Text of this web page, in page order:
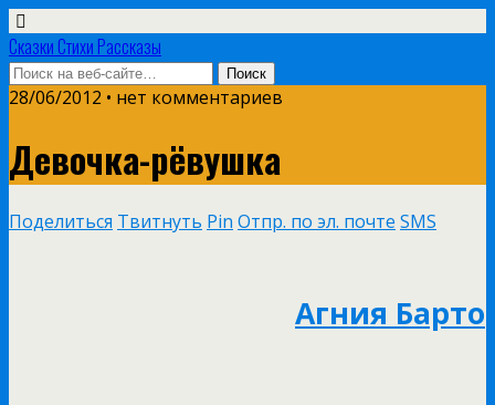
Сказки Стихи Рассказы
28/06/2012 • нет комментариев
Девочка-рёвушка
Поделиться Твитнуть Pin Отпр. по эл. почте SMS
Агния Барто